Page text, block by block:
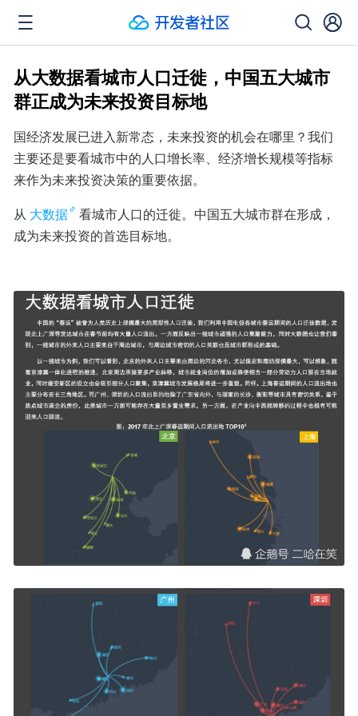
从大数据看城市人口迁徙，中国五大城市
群正成为未来投资目标地
国经济发展已进入新常态，未来投资的机会在哪里？我们
主要还是要看城市中的人口增长率、经济增长规模等指标
来作为未来投资决策的重要依据。
从 大数据
看城市人口的迁徙。中国五大城市群在形成，
成为未来投资的首选目标地。